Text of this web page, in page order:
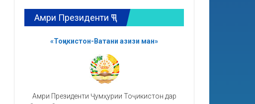
Амри Президенти ҶТ
«Тоҷикистон-Ватани азизи ман»
Амри Президенти Ҷумҳурии Тоҷикистон дар